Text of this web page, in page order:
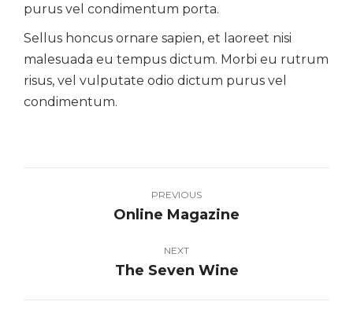
purus vel condimentum porta.
Sellus honcus ornare sapien, et laoreet nisi
malesuada eu tempus dictum. Morbi eu rutrum
risus, vel vulputate odio dictum purus vel
condimentum.
PREVIOUS
Previous
Online Magazine
NEXT
Next
The Seven Wine